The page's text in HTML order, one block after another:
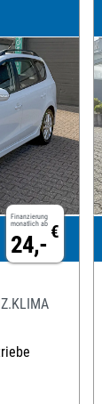
Finanzierung
monatlich ab €
24,-